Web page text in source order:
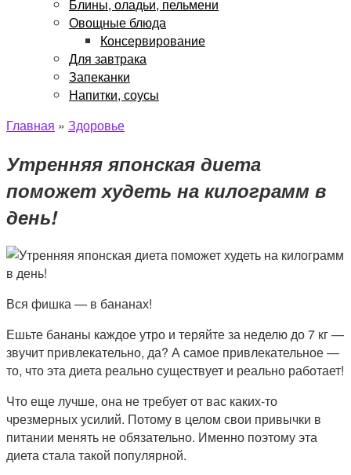
Блины, оладьи, пельмени
Овощные блюда
Консервирование
Для завтрака
Запеканки
Напитки, соусы
Главная » Здоровье
Утренняя японская диета
поможет худеть на килограмм в
день!
Вся фишка — в бананах!
Ешьте бананы каждое утро и теряйте за неделю до 7 кг —
звучит привлекательно, да? А самое привлекательное —
то, что эта диета реально существует и реально работает!
Что еще лучше, она не требует от вас каких-то
чрезмерных усилий. Потому в целом свои привычки в
питании менять не обязательно. Именно поэтому эта
диета стала такой популярной.